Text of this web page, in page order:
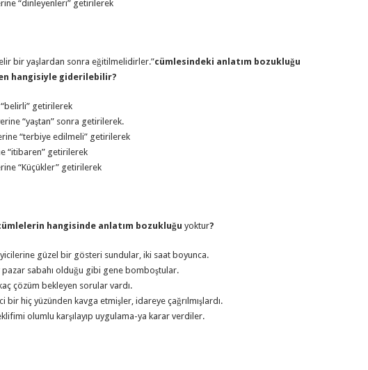
“dinleyenleri” getirilerek
bir yaşlardan sonra eğitilmelidirler.”cümlesindeki anlatım bozukluğu
hangisiyle giderilebilir?
getirilerek
“yaştan” sonra getirilerek.
“terbiye edilmeli” getirilerek
“itibaren” getirilerek
“Küçükler” getirilerek
hangisinde anlatım bozukluğu yoktur?
güzel bir gösteri sundular, iki saat boyunca.
pazar sabahı olduğu gibi gene bomboştular.
çözüm bekleyen sorular vardı.
bir hiç yüzünden kavga etmişler, idareye çağrılmışlardı.
olumlu karşılayıp uygulama-ya karar verdiler.